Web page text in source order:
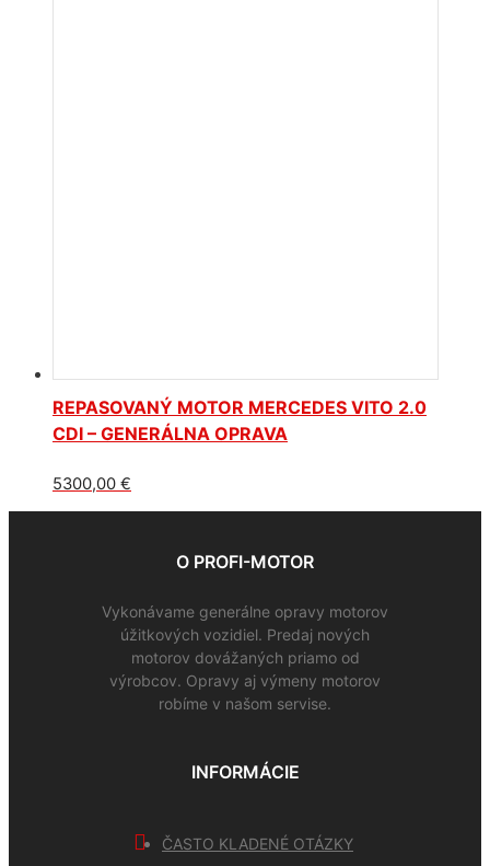
REPASOVANÝ MOTOR MERCEDES VITO 2.0
CDI – GENERÁLNA OPRAVA
5300,00 €
O PROFI-MOTOR
Vykonávame generálne opravy motorov
úžitkových vozidiel. Predaj nových
motorov dovážaných priamo od
výrobcov. Opravy aj výmeny motorov
robíme v našom servise.
INFORMÁCIE
ČASTO KLADENÉ OTÁZKY